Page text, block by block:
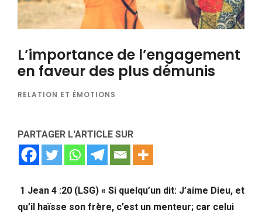
L’importance de l’engagement
en faveur des plus démunis
RELATION ET ÉMOTIONS
PARTAGER L'ARTICLE SUR
1 Jean 4 :20 (LSG) « Si quelqu’un dit: J’aime Dieu, et
qu’il haïsse son frère, c’est un menteur; car celui